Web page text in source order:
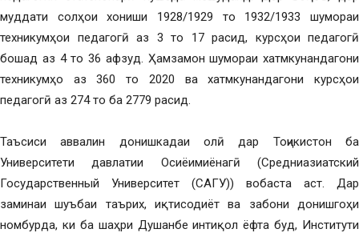
муддати солҳои хониши 1928/1929 то 1932/1933 шумораи
техникумҳои педагогӣ аз 3 то 17 расид, курсҳои педагогӣ
бошад аз 4 то 36 афзуд. Ҳамзамон шумораи хатмкунандагони
техникумҳо аз 360 то 2020 ва хатмкунандагони курсҳои
педагогӣ аз 274 то ба 2779 расид.
Таъсиси аввалин донишкадаи олӣ дар Тоҷикистон ба
Университети давлатии Осиёимиёнагӣ (Средниазиатский
Государственный Университет (САГУ)) вобаста аст. Дар
заминаи шуъбаи таърих, иқтисодиёт ва забони донишгоҳи
номбурда, ки ба шаҳри Душанбе интиқол ёфта буд, Институти